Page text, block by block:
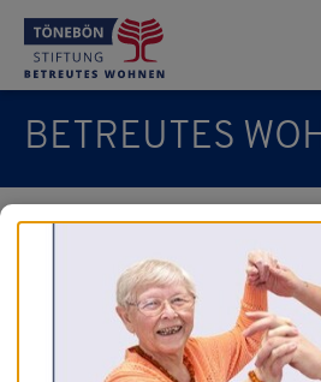
BETREUTES
Formulare